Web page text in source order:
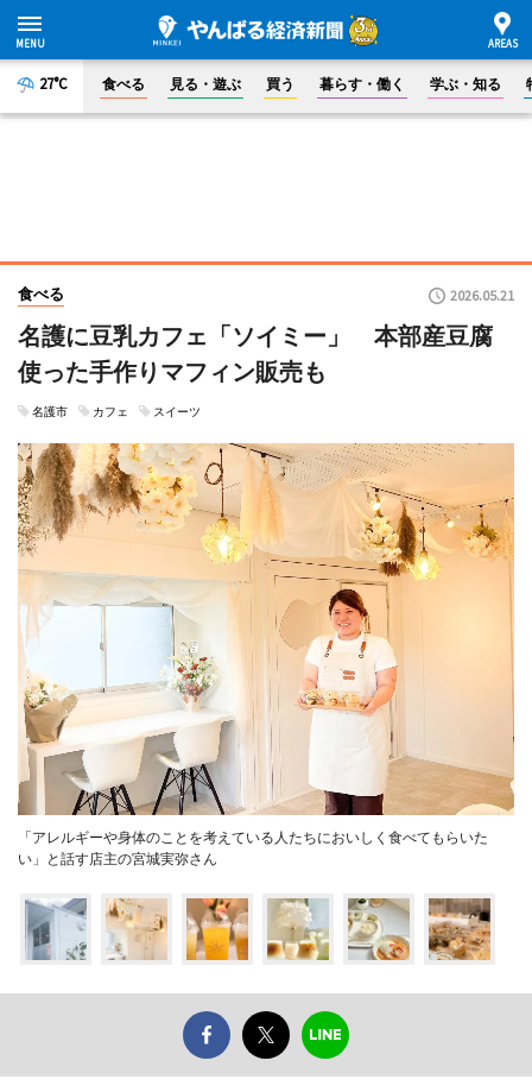
27°C 食べる 見る・遊ぶ 買う 暮らす・働く 学ぶ・知る
食べる 2026.05.21
名護に豆乳カフェ「ソイミー」 本部産豆腐
使った手作りマフィン販売も
名護市 カフェ スイーツ
「アレルギーや身体のことを考えている人たちにおいしく食べてもらいた
い」と話す店主の宮城実弥さん